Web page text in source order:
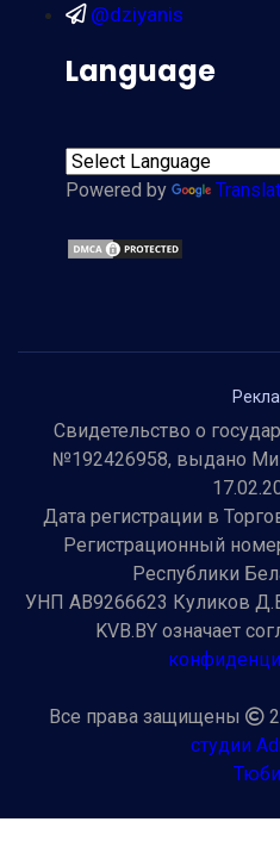
@dziyanis
Language
Powered by
Свидетельство о
№192426958, выдано
Дата регистрации в
Регистрационный
Республики
УНП AB9266623 Куликов
KVB.BY означает
Все права защищены
студии